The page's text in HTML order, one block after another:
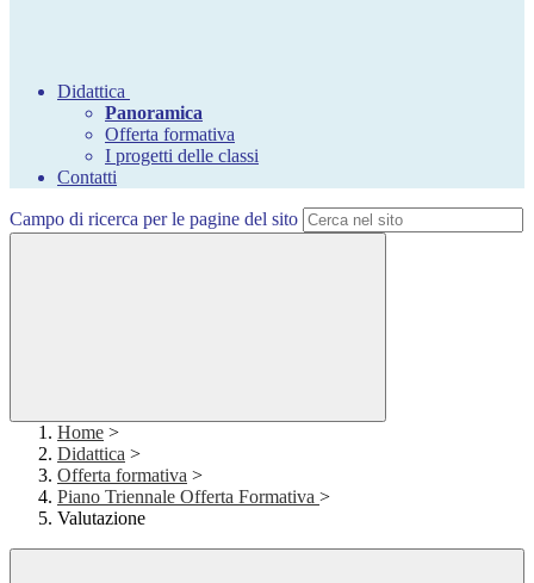
Didattica
Panoramica
Offerta formativa
I progetti delle classi
Contatti
Campo di ricerca per le pagine del sito
Home >
Didattica >
Offerta formativa >
Piano Triennale Offerta Formativa >
Valutazione